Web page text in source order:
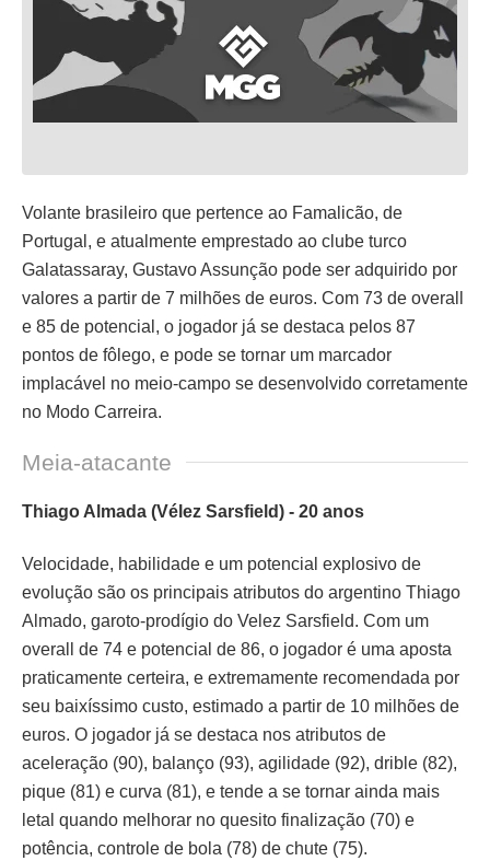
Volante brasileiro que pertence ao Famalicão, de
Portugal, e atualmente emprestado ao clube turco
Galatassaray, Gustavo Assunção pode ser adquirido por
valores a partir de 7 milhões de euros. Com 73 de overall
e 85 de potencial, o jogador já se destaca pelos 87
pontos de fôlego, e pode se tornar um marcador
implacável no meio-campo se desenvolvido corretamente
no Modo Carreira.
Meia-atacante
Thiago Almada (Vélez Sarsfield) - 20 anos
Velocidade, habilidade e um potencial explosivo de
evolução são os principais atributos do argentino Thiago
Almado, garoto-prodígio do Velez Sarsfield. Com um
overall de 74 e potencial de 86, o jogador é uma aposta
praticamente certeira, e extremamente recomendada por
seu baixíssimo custo, estimado a partir de 10 milhões de
euros. O jogador já se destaca nos atributos de
aceleração (90), balanço (93), agilidade (92), drible (82),
pique (81) e curva (81), e tende a se tornar ainda mais
letal quando melhorar no quesito finalização (70) e
potência, controle de bola (78) de chute (75).